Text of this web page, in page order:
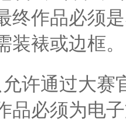
终作品必须
装裱或边框。
许通过大赛
品必须为电